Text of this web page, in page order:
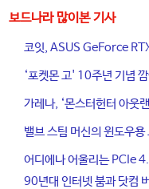
보드나라 많이본 기사
코잇, ASUS GeForce
‘포켓몬 고' 10주년 기념
가레나, ‘몬스터헌터 아웃
밸브 스팀 머신의 윈도우용
어디에나 어울리는 PCIe
90년대 인터넷 붐과 닷컴